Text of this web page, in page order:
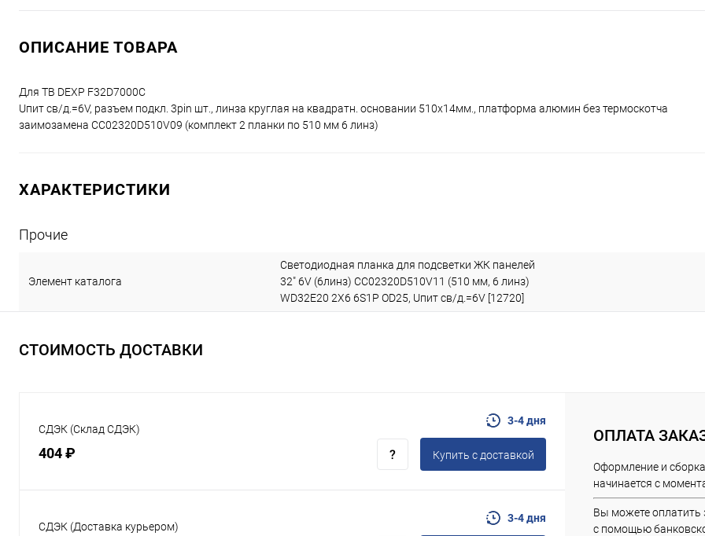
ОПИСАНИЕ ТОВАРА
Для ТВ DEXP F32D7000C
Uпит св/д.=6V, разъем подкл. 3pin шт., линза круглая на квадратн. основании 510х14мм., платформа алюмин без термоскотча
заимозамена CC02320D510V09 (комплект 2 планки по 510 мм 6 линз)
ХАРАКТЕРИСТИКИ
Прочие
Элемент каталога
Светодиодная планка для подсветки ЖК панелей
32" 6V (6линз) CC02320D510V11 (510 мм, 6 линз)
WD32E20 2Х6 6S1P OD25, Uпит св/д.=6V [12720]
СТОИМОСТЬ ДОСТАВКИ
СДЭК (Склад СДЭК)
404 ₽
3-4 дня
Купить c доставкой
СДЭК (Доставка курьером)
3-4 дня
ОПЛАТА
Оформление и
начинается с
Вы можете оплатить
с помощью